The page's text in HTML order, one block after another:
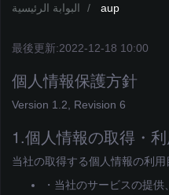
مكتبة
الشروحات
حالة
نقاطي
راسلنا
البوابة الرئيسية aup
最後更新:2022-12-18 10:00
個人情報保護方針
Version 1.2, Revision 6
1.個人情報の取得・
当社の取得する個人情報の利用
・当社のサービスの提供